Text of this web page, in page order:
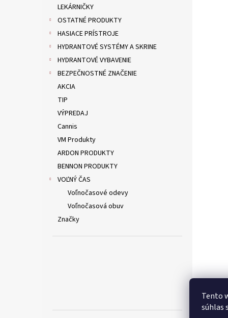
Tento
súhlas
LEKÁRNIČKY
OSTATNÉ PRODUKTY
HASIACE PRÍSTROJE
HYDRANTOVÉ SYSTÉMY A SKRINE
HYDRANTOVÉ VYBAVENIE
BEZPEČNOSTNÉ ZNAČENIE
AKCIA
TIP
VÝPREDAJ
Cannis
VM Produkty
ARDON PRODUKTY
BENNON PRODUKTY
VOĽNÝ ČAS
Voľnočasové odevy
Voľnočasová obuv
Značky